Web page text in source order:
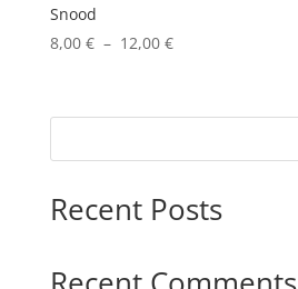
Snood
8,00 € – 12,00 €Plage
8,00 €
Recent Posts